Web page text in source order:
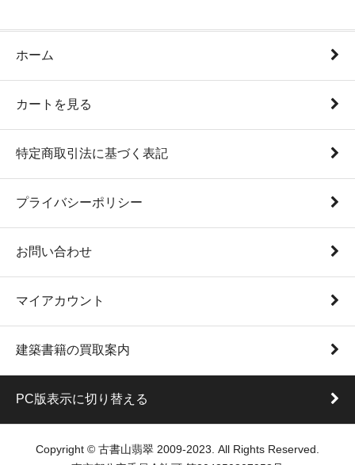
ホーム
カートを見る
特定商取引法に基づく表記
プライバシーポリシー
お問い合わせ
マイアカウント
建築書籍の買取案内
PC版表示に切り替える
Copyright © 古書山翡翠 2009-2023. All Rights Reserved.